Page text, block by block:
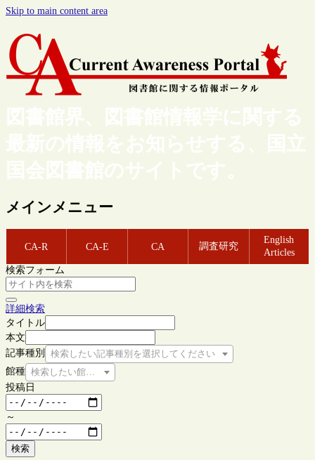
Skip to main content area
図書館界、図書館情報学に関する
最新の情報をお知らせする、国立
国会図書館のサイトです。
メインメニュー
CA-R CA-E CA 調査研究
English
Articles
検索フォーム
詳細検索
タイトル
本文
記事種別
検索したい記事種別を選択してください
館種 検索したい館種を選択してください
投稿日
～
検索